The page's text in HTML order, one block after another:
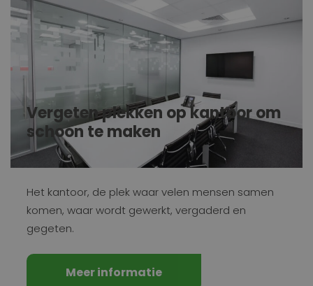
Vergeten plekken op kantoor om
schoon te maken
Het kantoor, de plek waar velen mensen samen
komen, waar wordt gewerkt, vergaderd en
gegeten.
Meer informatie